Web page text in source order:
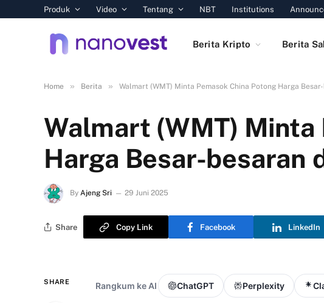
Produk Video Tentang NBT Institutions
Berita Kripto Berita
Home » Berita » Walmart (WMT) Minta Pemasok China Potong Harga
Walmart (WMT) Minta
Harga Besar-besaran
By Ajeng Sri 29 Juni 2025
Share Copy Link Facebook LinkedIn
SHARE Rangkum ke AI ChatGPT Perplexity